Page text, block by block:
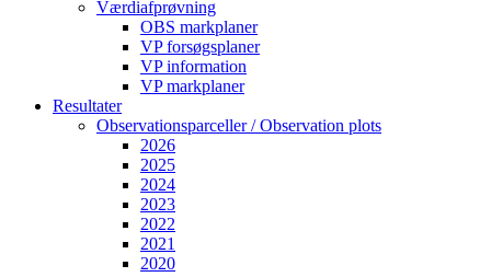
Værdiafprøvning
OBS markplaner
VP forsøgsplaner
VP information
VP markplaner
Resultater
Observationsparceller / Observation plots
2026
2025
2024
2023
2022
2021
2020